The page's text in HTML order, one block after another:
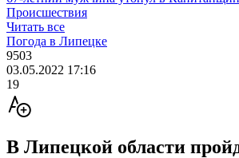
Происшествия
Читать все
Погода в Липецке
9503
03.05.2022 17:16
19
В Липецкой области